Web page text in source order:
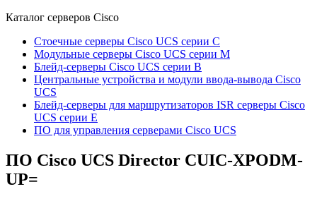
Каталог серверов Cisco
Стоечные серверы Cisco UCS серии C
Модульные серверы Cisco UCS серии M
Блейд-серверы Cisco UCS серии B
Центральные устройства и модули ввода-вывода Cisco
UCS
Блейд-серверы для маршрутизаторов ISR серверы Cisco
UCS серии E
ПО для управления серверами Cisco UCS
ПО Cisco UCS Director CUIC-XPODM-
UP=